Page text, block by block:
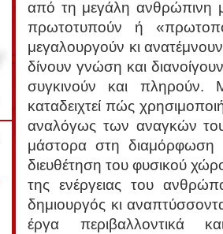
από τη μεγάλη ανθρώπινη
πρωτοτυπούν ή
μεγαλουργούν κι
δίνουν γνώση και
συγκινούν και
καταδειχτεί πώς
αναλόγως των αναγκών
μάστορα στη
διευθέτηση του φυσικού
της ενέργειας του
δημιουργός κι
έργα περιβαλλοντικά